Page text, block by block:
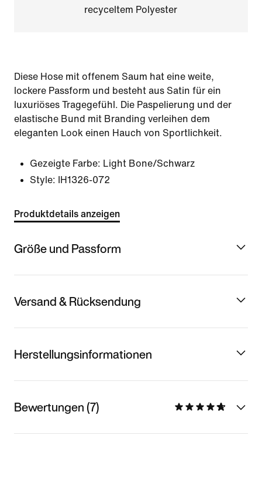
recyceltem Polyester
Diese Hose mit offenem Saum hat eine weite,
lockere Passform und besteht aus Satin für ein
luxuriöses Tragegefühl. Die Paspelierung und der
elastische Bund mit Branding verleihen dem
eleganten Look einen Hauch von Sportlichkeit.
Gezeigte Farbe: Light Bone/Schwarz
Style:
IH1326-072
Produktdetails anzeigen
Größe und Passform
Versand & Rücksendung
Herstellungsinformationen
Bewertungen (7)